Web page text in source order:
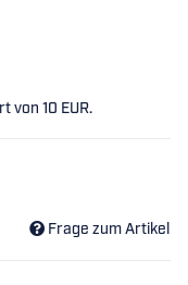
von 10 EUR.
Frage zum Artikel